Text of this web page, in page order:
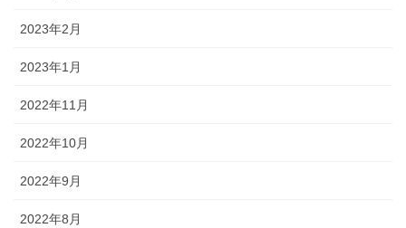
2023年2月
2023年1月
2022年11月
2022年10月
2022年9月
2022年8月